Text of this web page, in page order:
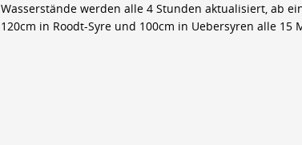
Wasserstände werden alle 4 Stunden aktualisiert, ab
120cm in Roodt-Syre und 100cm in Uebersyren alle 15